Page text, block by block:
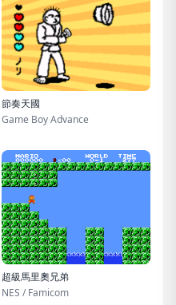
節奏天國
Game Boy Advance
超級馬里奧兄弟
NES / Famicom